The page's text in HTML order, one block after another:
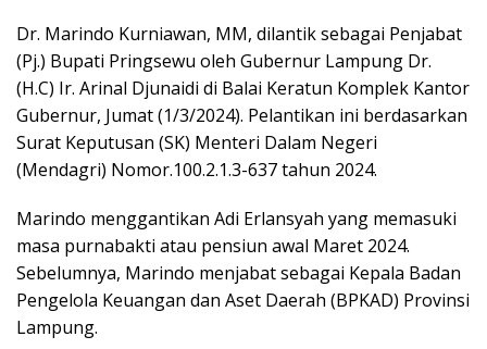
Dr. Marindo Kurniawan, MM, dilantik sebagai Penjabat
(Pj.) Bupati Pringsewu oleh Gubernur Lampung Dr.
(H.C) Ir. Arinal Djunaidi di Balai Keratun Komplek Kantor
Gubernur, Jumat (1/3/2024). Pelantikan ini berdasarkan
Surat Keputusan (SK) Menteri Dalam Negeri
(Mendagri) Nomor.100.2.1.3-637 tahun 2024.
Marindo menggantikan Adi Erlansyah yang memasuki
masa purnabakti atau pensiun awal Maret 2024.
Sebelumnya, Marindo menjabat sebagai Kepala Badan
Pengelola Keuangan dan Aset Daerah (BPKAD) Provinsi
Lampung.